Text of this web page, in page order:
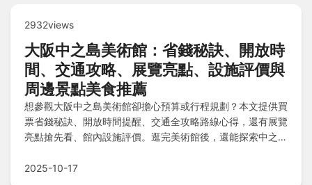
2932views
大阪中之島美術館：省錢秘訣、開放時
間、交通攻略、展覽亮點、設施評價與
周邊景點美食推薦
想參觀大阪中之島美術館卻擔心預算或行程規劃？本文提供買
票省錢秘訣、開放時間提醒、交通全攻略路線心得，還有展覽
亮點搶先看、館內設施評價。逛完美術館後，還能探索中之島
鬆規劃完美旅程！
2025-10-17